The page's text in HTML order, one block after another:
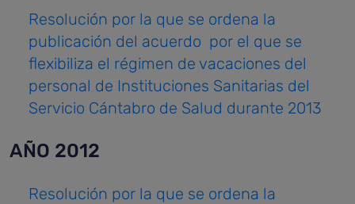
Resolución por la que se ordena la
publicación del acuerdo por el que se
flexibiliza el régimen de vacaciones del
personal de Instituciones Sanitarias del
Servicio Cántabro de Salud durante 2013
AÑO 2012
Resolución por la que se ordena la